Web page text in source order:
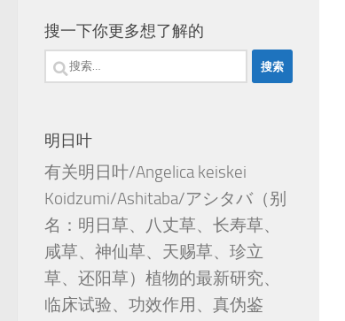
搜一下你更多想了解的
搜
明日叶
有关明日叶/Angelica keiskei
Koidzumi/Ashitaba/アシタバ（别
名：明日草、八丈草、长寿草、
咸草、神仙草、天赐草、珍立
草、还阳草）植物的最新研究、
临床试验、功效作用、真伪鉴